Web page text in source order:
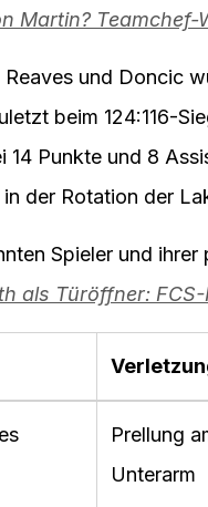
Martin? Teamchef-
und Doncic
beim 124:116-
Punkte und 8
der Rotation der
Spieler und
als Türöffner:
Prellung
Unterarm